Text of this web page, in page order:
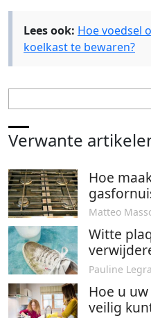
Lees ook: Hoe voedsel
koelkast te bewaren?
Verwante
Hoe
Matteo
Witte
Pauline
Hoe u
veilig